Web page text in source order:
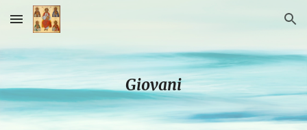
Skip to main content Skip to navigation
Giovani